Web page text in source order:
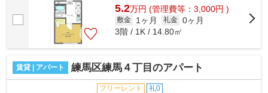
5.2万円 (管理費等：3,000円 )
敷金 1ヶ月 礼金 0ヶ月
3階 / 1K / 14.80㎡
賃貸 | アパート 練馬区練馬４丁目のアパート
フリーレント 礼0